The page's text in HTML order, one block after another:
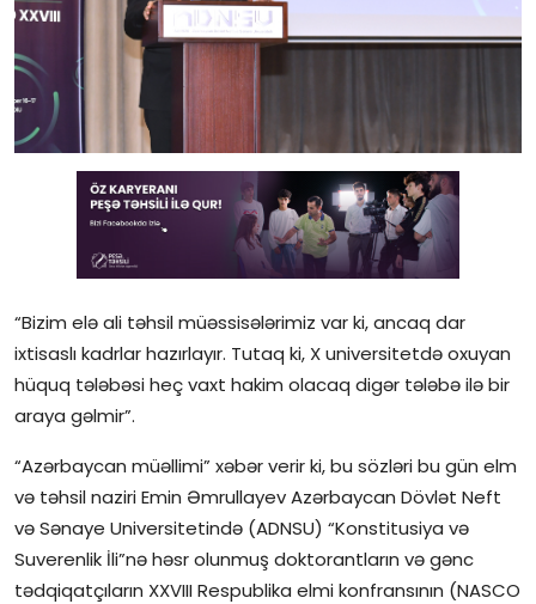
Təhsil
Müsahibə
Elm və innovasiya
Reportaj
Pedaqogika
Qəzetin PDF arxivi
İctimai şura
“Bizim elə ali təhsil müəssisələrimiz var ki, ancaq dar
ixtisaslı kadrlar hazırlayır. Tutaq ki, X universitetdə oxuyan
hüquq tələbəsi heç vaxt hakim olacaq digər tələbə ilə bir
araya gəlmir”.
“Azərbaycan müəllimi” xəbər verir ki, bu sözləri bu gün elm
və təhsil naziri Emin Əmrullayev Azərbaycan Dövlət Neft
və Sənaye Universitetində (ADNSU) “Konstitusiya və
Suverenlik İli”nə həsr olunmuş doktorantların və gənc
tədqiqatçıların XXVIII Respublika elmi konfransının (NASCO